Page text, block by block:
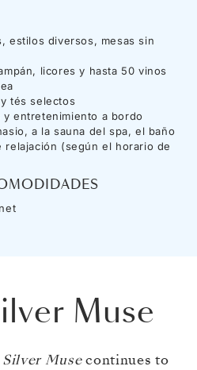
estilos diversos, mesas sin
licores y hasta 50 vinos
tés selectos
y entretenimiento a bordo
a la sauna del spa, el baño
relajación (según el horario de
Muse
Silver Musecontinues to